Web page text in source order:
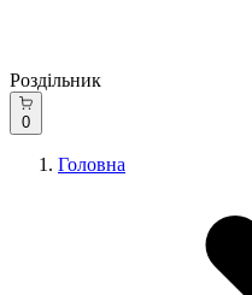
Роздільник
0
Головна